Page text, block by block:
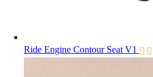
Ride Engine Contour Seat V1